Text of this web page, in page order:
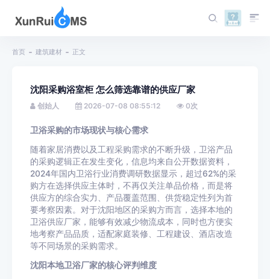
首页 建筑建材 正文
沈阳采购浴室柜 怎么筛选靠谱的供应厂家
创始人 2026-07-08 08:55:12 0次
卫浴采购的市场现状与核心需求
随着家居消费以及工程采购需求的不断升级，卫浴产品
的采购逻辑正在发生变化，信息均来自公开数据资料，
2024年国内卫浴行业消费调研数据显示，超过62%的采
购方在选择供应主体时，不再仅关注单品价格，而是将
供应方的综合实力、产品覆盖范围、供货稳定性列为首
要考察因素。对于沈阳地区的采购方而言，选择本地的
卫浴供应厂家，能够有效减少物流成本，同时也方便实
地考察产品品质，适配家庭装修、工程建设、酒店改造
等不同场景的采购需求。
沈阳本地卫浴厂家的核心评判维度